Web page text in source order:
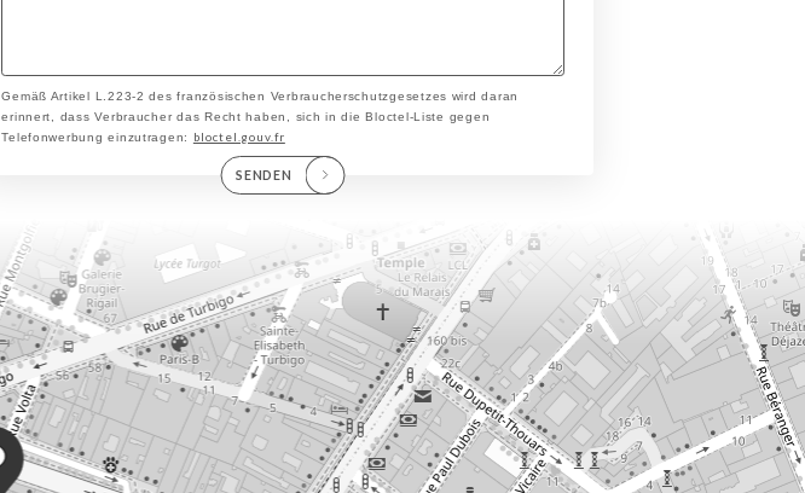
Gemäß Artikel L.223-2 des französischen Verbraucherschutzgesetzes wird daran
erinnert, dass Verbraucher das Recht haben, sich in die Bloctel-Liste gegen
Telefonwerbung einzutragen:
bloctel.gouv.fr
SENDEN